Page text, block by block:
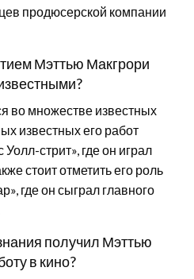
продюсерской компании
Мэттью Макгрори
во множестве известных
известных его работ
стрит», где он играл
стоит отметить его роль
где он сыграл главного
получил Мэттью
в кино?